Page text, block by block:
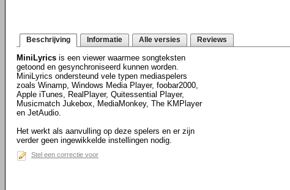
Beschrijving Informatie Alle versies Reviews
MiniLyrics is een viewer waarmee songteksten
getoond en gesynchroniseerd kunnen worden.
MiniLyrics ondersteund vele typen mediaspelers
zoals Winamp, Windows Media Player, foobar2000,
Apple iTunes, RealPlayer, Quitessential Player,
Musicmatch Jukebox, MediaMonkey, The KMPlayer
en JetAudio.
Het werkt als aanvulling op deze spelers en er zijn
verder geen ingewikkelde instellingen nodig.
Stel een correctie voor